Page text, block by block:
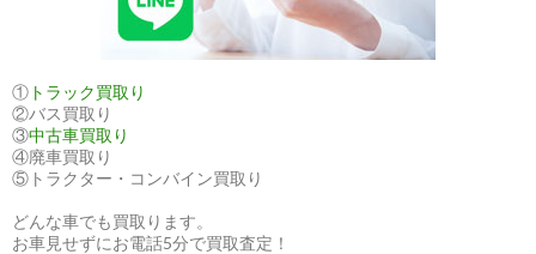
① トラック買取り
②バス買取り
③中古車買取り
④廃車買取り
⑤トラクター・コンバイン買取り
どんな車でも買取ります。
お車見せずにお電話5分で買取査定！